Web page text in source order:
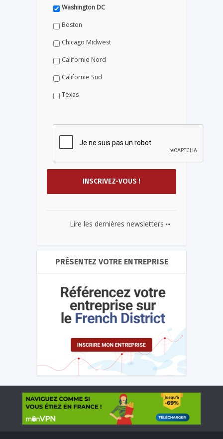
Washington DC
Boston
Chicago Midwest
Californie Nord
Californie Sud
Texas
Lire les dernières newsletters ...
PRÉSENTEZ VOTRE ENTREPRISE